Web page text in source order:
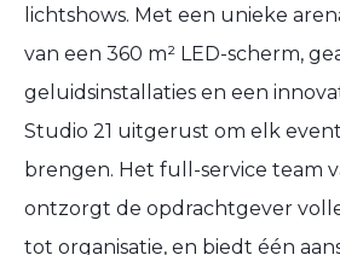
lichtshows. Met een unieke
van een 360 m² LED-scherm,
geluidsinstallaties en een
Studio 21 uitgerust om elk
brengen. Het full-service team
ontzorgt de opdrachtgever
tot organisatie, en biedt één